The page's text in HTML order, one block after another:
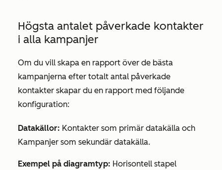
Högsta antalet påverkade kontakter
i alla kampanjer
Om du vill skapa en rapport över de bästa
kampanjerna efter totalt antal påverkade
kontakter skapar du en rapport med följande
konfiguration:
Datakällor: Kontakter som primär datakälla och
Kampanjer som sekundär datakälla.
Exempel på diagramtyp: Horisontell stapel